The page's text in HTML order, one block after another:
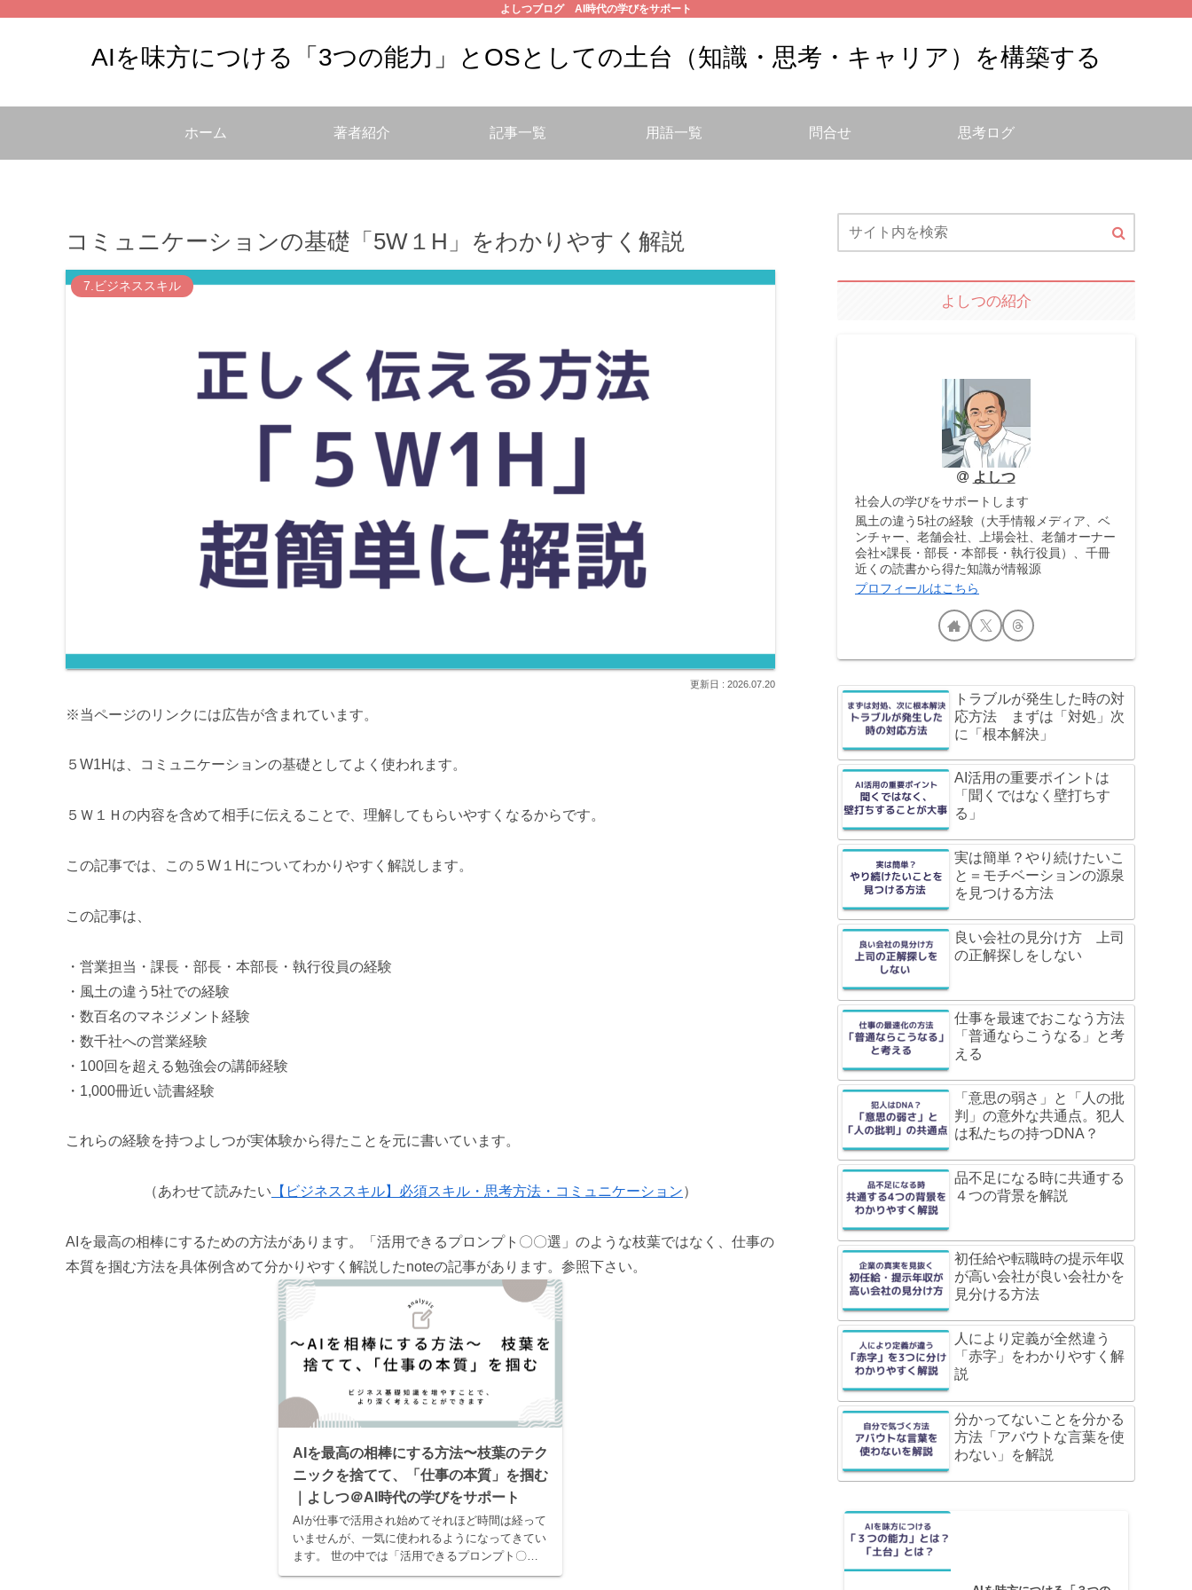
よしつブログ AI時代の学びをサポート
AIを味方につける「3つの能力」とOSとしての土台（知識・思考・キャリア）を構築する
ホーム 著者紹介 記事一覧 用語一覧 問合せ 思考ログ
コミュニケーションの基礎「5W１H」をわかりやすく解説
7.ビジネススキル
2026.07.20
※当ページのリンクには広告が含まれています。
５W1Hは、コミュニケーションの基礎としてよく使われます。
５Ｗ１Ｈの内容を含めて相手に伝えることで、理解してもらいやすくなるからです。
この記事では、この５W１Hについてわかりやすく解説します。
この記事は、
・営業担当・課長・部長・本部長・執行役員の経験
・風土の違う5社での経験
・数百名のマネジメント経験
・数千社への営業経験
・100回を超える勉強会の講師経験
・1,000冊近い読書経験
これらの経験を持つよしつが実体験から得たことを元に書いています。
（あわせて読みたい 【ビジネススキル】必須スキル・思考方法・コミュニケーション）
AIを最高の相棒にするための方法があります。「活用できるプロンプト〇〇選」のような枝葉ではなく、仕事の
本質を掴む方法を具体例含めて分かりやすく解説したnoteの記事があります。参照下さい。
AIを最高の相棒にする方法〜枝葉のテク
ニックを捨てて、「仕事の本質」を掴む
｜よしつ＠AI時代の学びをサポート
AIが仕事で活用され始めてそれほど時間は経って
いませんが、一気に使われるようになってきてい
ます。 世の中では「活用できるプロンプト〇〇
選」といった記事や本が溢れ、様々なテクニック
よしつの紹介
よしつ
社会人の学びをサポートします
風土の違う5社の経験（大手情報メディア、ベ
ンチャー、老舗会社、上場会社、老舗オーナー
会社×課長・部長・本部長・執行役員）、千冊
近くの読書から得た知識が情報源
プロフィールはこちら
トラブルが発生した時の対
応方法 まずは「対処」次
に「根本解決」
AI活用の重要ポイントは
「聞くではなく壁打ちす
る」
実は簡単？やり続けたいこ
と＝モチベーションの源泉
を見つける方法
良い会社の見分け方 上司
の正解探しをしない
仕事を最速でおこなう方法
「普通ならこうなる」と考
える
「意思の弱さ」と「人の批
判」の意外な共通点。犯人
は私たちの持つDNA？
品不足になる時に共通する
４つの背景を解説
初任給や転職時の提示年収
が高い会社が良い会社かを
見分ける方法
人により定義が全然違う
「赤字」をわかりやすく解
説
分かってないことを分かる
方法「アバウトな言葉を使
わない」を解説